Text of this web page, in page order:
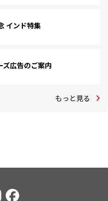
インド特集
ズ広告のご案内
もっと見る